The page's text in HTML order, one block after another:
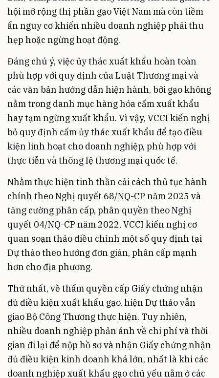
hội mở rộng thị phần gạo Việt Nam mà còn tiềm
ẩn nguy cơ khiến nhiều doanh nghiệp phải thu
hẹp hoặc ngừng hoạt động.
Đáng chú ý, việc ủy thác xuất khẩu hoàn toàn
phù hợp với quy định của Luật Thương mại và
các văn bản hướng dẫn hiện hành, bởi gạo không
nằm trong danh mục hàng hóa cấm xuất khẩu
hay tạm ngừng xuất khẩu. Vì vậy, VCCI kiến nghị
bỏ quy định cấm ủy thác xuất khẩu để tạo điều
kiện linh hoạt cho doanh nghiệp, phù hợp với
thực tiễn và thông lệ thương mại quốc tế.
Nhằm thực hiện tinh thần cải cách thủ tục hành
chính theo Nghị quyết 68/NQ-CP năm 2025 và
tăng cường phân cấp, phân quyền theo Nghị
quyết 04/NQ-CP năm 2022, VCCI kiến nghị cơ
quan soạn thảo điều chỉnh một số quy định tại
Dự thảo theo hướng đơn giản, phân cấp mạnh
hơn cho địa phương.
Thứ nhất, về thẩm quyền cấp Giấy chứng nhận
đủ điều kiện xuất khẩu gạo, hiện Dự thảo vẫn
giao Bộ Công Thương thực hiện. Tuy nhiên,
nhiều doanh nghiệp phản ánh về chi phí và thời
gian đi lại để nộp hồ sơ và nhận Giấy chứng nhận
đủ điều kiện kinh doanh khá lớn, nhất là khi các
doanh nghiệp xuất khẩu gạo chủ yếu nằm ở các